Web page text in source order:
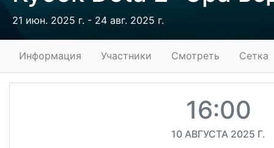
21 июн. 2025 г. - 24 авг. 2025 г.
Информация Участники Смотреть Сетка
16:00
10 АВГУСТА 2025 Г.